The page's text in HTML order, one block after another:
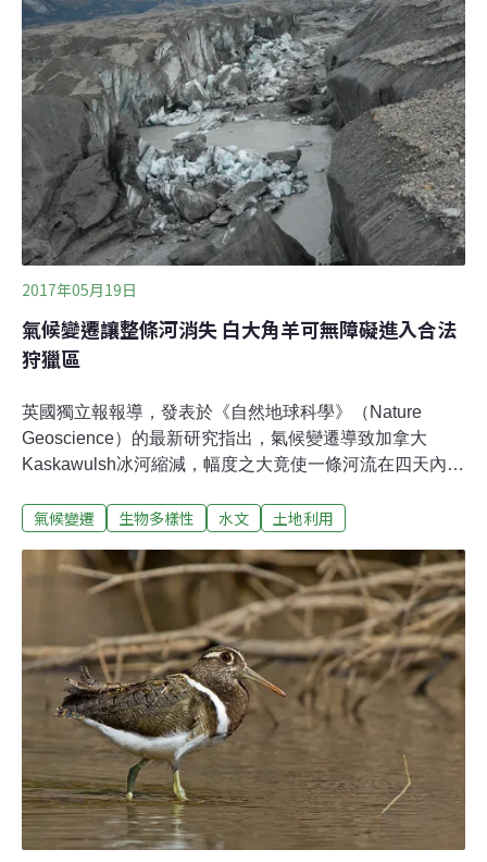
2017年，白化的範圍擴及大堡礁中段的凱恩斯／湯斯維爾
（Cairns/Townsville），這時請想像連羅馬、佛羅倫斯、
錫耶納和比薩也受到影響，而這些地區不但是大堡礁的核
心部分，更擁有高達60億美元的旅遊產值。而在之後，熱
帶氣旋「黛比」襲擊澳洲，以致聖靈群島附近部分礁體損
毀，以義大利來比喻，這就像是最南的西西里島也淪陷
了。我們唯一能做的兩件事：一、趁著大堡礁還稱得上是
世界奇景時，趕緊前往觀賞。二、加入為後代子孫搶救大
堡礁的遊客行列。大堡礁的
2017年05月19日
氣候變遷讓整條河消失 白大角羊可無障礙進入合法
狩獵區
英國獨立報報導，發表於《自然地球科學》（Nature
Geoscience）的最新研究指出，氣候變遷導致加拿大
Kaskawulsh冰河縮減，幅度之大竟使一條河流在四天內完
離上一次整條河川消失已有350年。河流消失也讓克魯恩
床，進入合法狩獵區。河川襲奪 地質學家首次紀錄去年春
天以前，Kaskawulsh冰河融化的雪水會流入斯林姆斯河，
往北進入白令海。但是冰河退縮範圍太大，融化雪水得以
流入Kaskawulsh河，最後進入南邊的阿拉斯加灣。研究者
指出，Kaskawulsh冰河過去100年間後退了約1英里。根
據河川巡守員的記錄，斯林姆斯河在四天內（2016年5月
26日至29日）快速變成一道細長的湖泊，並逐漸乾涸、消
失。
氣候變遷 生物多樣性 水文 土地利用